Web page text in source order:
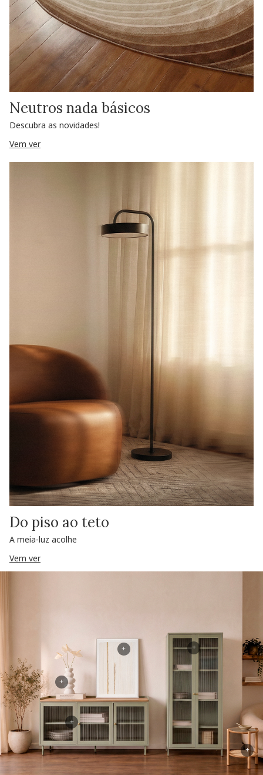
Neutros nada básicos
Descubra as novidades!
Vem ver
Do piso ao teto
A meia-luz acolhe
Vem ver
+
+
+
+
+